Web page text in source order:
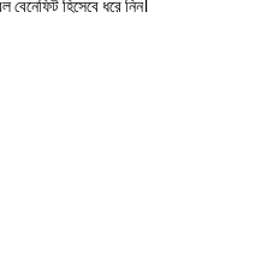
বেনেফিট হিসেবে ধরে নিন।